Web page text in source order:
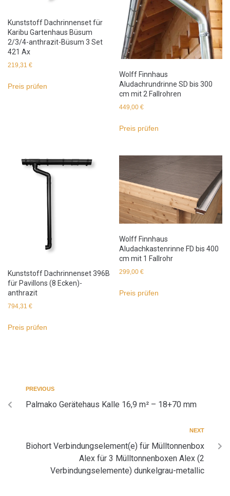
Kunststoff Dachrinnenset für
Karibu Gartenhaus Büsum
2/3/4-anthrazit-Büsum 3 Set
421 Ax
219,31 €
Preis prüfen
Wolff Finnhaus
Aludachrundrinne SD bis 300
cm mit 2 Fallrohren
449,00€
Preis prüfen
Kunststoff Dachrinnenset 396B
für Pavillons (8 Ecken)-
anthrazit
794,31 €
Preis prüfen
Wolff Finnhaus
Aludachkastenrinne FD bis 400
cm mit 1 Fallrohr
299,00€
Preis prüfen
PREVIOUS
Palmako Gerätehaus Kalle 16,9 m² – 18+70 mm
NEXT
Biohort Verbindungselement(e) für Mülltonnenbox
Alex für 3 Mülltonnenboxen Alex (2
Verbindungselemente) dunkelgrau-metallic